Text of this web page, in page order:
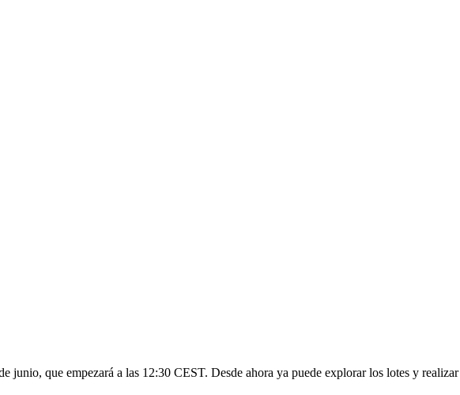
junio, que empezará a las 12:30 CEST. Desde ahora ya puede explorar los lotes y realizar